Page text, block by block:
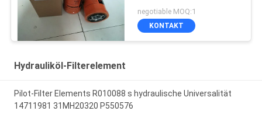
negotiable MOQ:1
KONTAKT
Hydrauliköl-Filterelement
Pilot-Filter Elements R010088 s hydraulische Universalität
14711981 31MH20320 P550576